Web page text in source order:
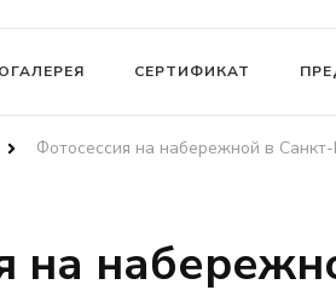
СЕРТИФИКАТ
Фотосессия на набережной в
на